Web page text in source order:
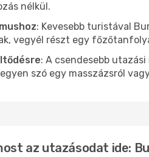
nélkül.
: Kevesebb turistával
vegyél részt egy
: A csendesebb
szó egy masszázsról
az utazásodat ide: